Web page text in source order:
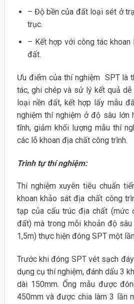
– Độ bền của đất loại sét ở
trục.
– Kết hợp với công tác
đất.
Ưu điểm của thí nghiệm SPT là
tác, ghi chép và sử lý kết quả dễ
loại nền đất, kết hợp lấy mẫu
nghiệm thí nghiệm ở độ sâu lớn
tĩnh, giảm khối lượng mẫu thí
các lỗ khoan địa chất công trình.
Trình tự thí nghiệm:
Thí nghiệm xuyên tiêu chuẩn
khoan khảo sát địa chất công
tạp của cấu trúc địa chất (mức
đất) mà trong mỗi khoản độ sâu
1,5m) thực hiện đóng SPT một
Trước khi đóng SPT vét sạch
dụng cụ thí nghiệm, đánh dấu 3
dài 150mm. Ống mẫu được
450mm và được chia làm 3 lần